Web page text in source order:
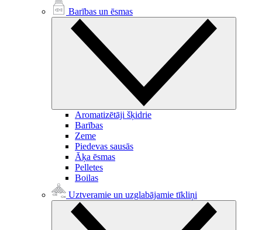
Barības un ēsmas
Aromatizētāji šķidrie
Barības
Zeme
Piedevas sausās
Āķa ēsmas
Pelletes
Boilas
Uztveramie un uzglabājamie tīkliņi